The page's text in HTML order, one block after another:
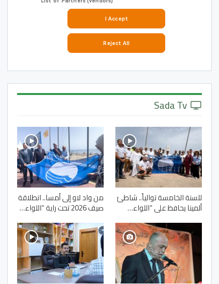
للسنة الخامسة توالياً.. شاطئ
ألمينا يحافظ على “اللواء…
من واد لاو إلى أمسا.. انطلاقة
صيف 2026 تحت راية “اللواء…